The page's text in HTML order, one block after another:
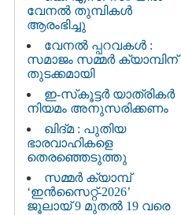
വേനൽ തുമ്പികൾ
ആരംഭിച്ചു
വേനൽ പ്പറവകൾ :
സമാജം സമ്മർ ക്യാമ്പിന്
തുടക്കമായി
ഇ-സ്‌കൂട്ടർ യാത്രികർ
നിയമം അനുസരിക്കണം
ഖിദ്മ : പുതിയ
ഭാരവാഹികളെ
തെരഞ്ഞെടുത്തു
സമ്മർ ക്യാമ്പ്
‘ഇൻസൈറ്റ്-2026’
ജൂലായ് 9 മുതൽ 19 വരെ